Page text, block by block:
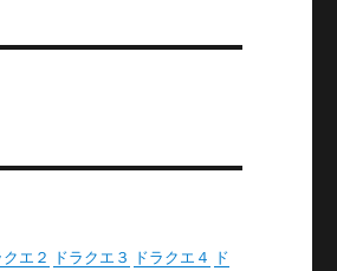
クエ２ ドラクエ３ ドラクエ４
ド